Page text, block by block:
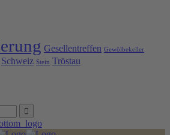
Gesellentreffen Gewölbekeller
Schweiz Stein Tröstau